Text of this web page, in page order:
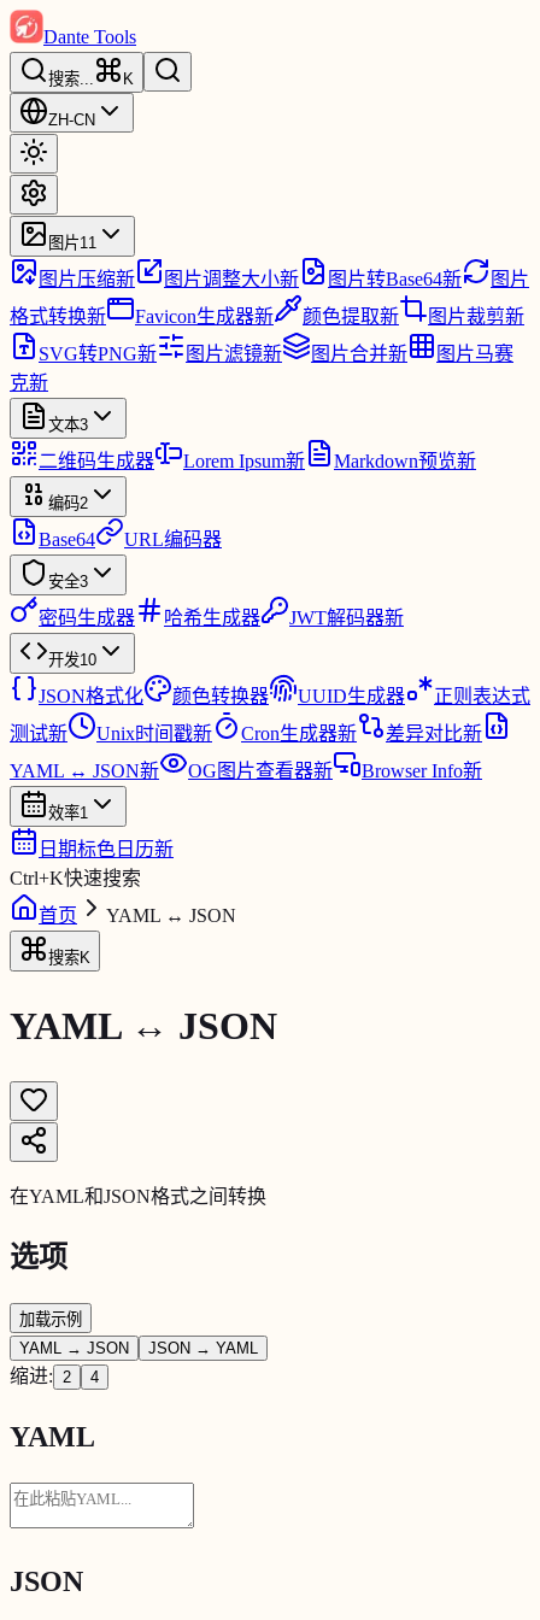
Dante Tools
搜索... K
ZH-CN
图片11
图片压缩新 图片调整大小新 图片转Base64新
图片
格式转换新 Favicon生成器新 颜色提取新 图片裁剪新
SVG转PNG新 图片滤镜新 图片合并新
图片马赛
克新
文本3
二维码生成器 Lorem Ipsum新 Markdown预览新
编码2
Base64 URL编码器
安全3
密码生成器 哈希生成器 JWT解码器新
开发10
JSON格式化 颜色转换器 UUID生成器
正则表达式
测试新 Unix时间戳新 Cron生成器新 差异对比新
YAML ↔ JSON新 OG图片查看器新 Browser Info新
效率1
日期标色日历新
Ctrl+K快速搜索
首页
YAML ↔ JSON
搜索K
YAML ↔ JSON
在YAML和JSON格式之间转换
选项
加载示例
YAML → JSON
JSON → YAML
缩进: 2 4
YAML
JSON